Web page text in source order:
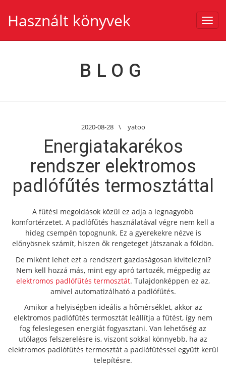
Használt könyvek
BLOG
2020-08-28 \ yatoo
Energiatakarékos
rendszer elektromos
padlófűtés termosztáttal
A fűtési megoldások közül ez adja a legnagyobb
komfortérzetet. A padlófűtés használatával végre nem kell a
hideg csempén topognunk. Ez a gyerekekre nézve is
előnyösnek számít, hiszen ők rengeteget játszanak a földön.
De miként lehet ezt a rendszert gazdaságosan kivitelezni?
Nem kell hozzá más, mint egy apró tartozék, mégpedig az
elektromos padlófűtés termosztát. Tulajdonképpen ez az,
amivel automatizálható a padlófűtés.
Amikor a helyiségben ideális a hőmérséklet, akkor az
elektromos padlófűtés termosztát leállítja a fűtést, így nem
fog feleslegesen energiát fogyasztani. Van lehetőség az
utólagos felszerelésre is, viszont sokkal könnyebb, ha az
elektromos padlófűtés termosztát a padlófűtéssel együtt kerül
telepítésre.